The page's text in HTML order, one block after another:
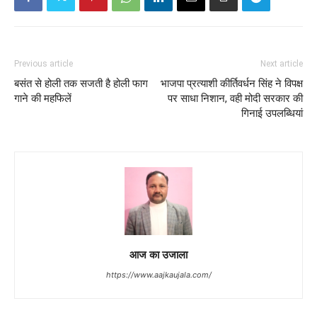
Previous article
बसंत से होली तक सजती है होली फाग
गाने की महफिलें
Next article
भाजपा प्रत्याशी कीर्तिवर्धन सिंह ने विपक्ष
पर साधा निशान, वही मोदी सरकार की
गिनाई उपलब्धियां
आज का उजाला
https://www.aajkaujala.com/